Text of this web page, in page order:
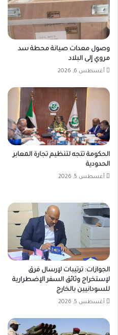
وصول معدات صيانة محطة سد
مروي إلى البلاد
أغسطس 6, 2026
الحكومة تتجه لتنظيم تجارة المعابر
الحدودية
أغسطس 5, 2026
الجوازات: ترتيبات لإرسال فرق
لإستخراج وثائق السفر الإضطرارية
للسودانيين بالخارج
أغسطس 5, 2026